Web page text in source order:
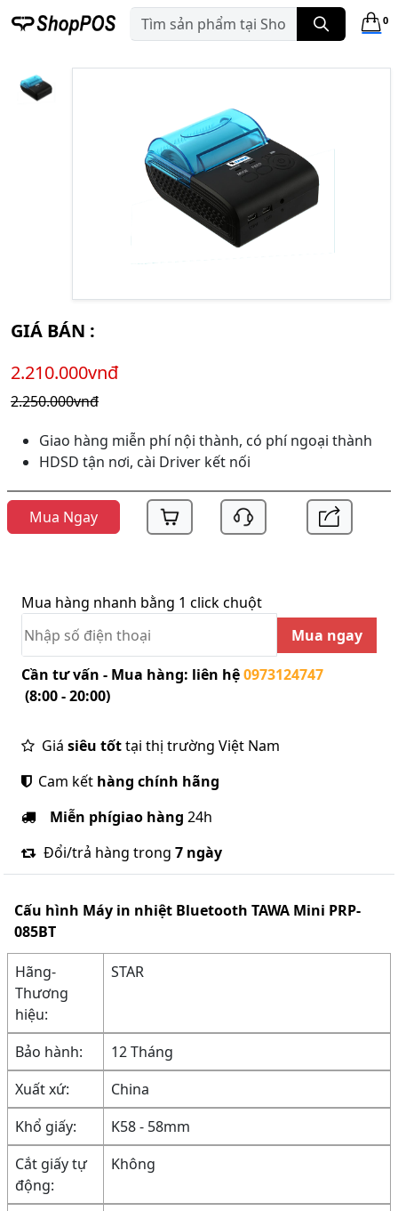
0
GIÁ BÁN :
2.210.000vnđ
2.250.000vnđ
Giao hàng miễn phí nội thành, có phí ngoại thành
HDSD tận nơi, cài Driver kết nối
Mua Ngay
Mua hàng nhanh bằng 1 click chuột
Mua ngay
Cần tư vấn - Mua hàng: liên hệ0973124747
(8:00 - 20:00)
Giá siêu tốttại thị trường Việt Nam
Cam kết hàng chính hãng
Miễn phígiao hàng 24h
Đổi/trả hàng trong 7 ngày
Cấu hình Máy in nhiệt Bluetooth TAWA Mini PRP-
085BT
Hãng-
Thương
hiệu:
STAR
Bảo hành:
12 Tháng
Xuất xứ:
China
Khổ giấy:
K58 - 58mm
Cắt giấy tự
động:
Không